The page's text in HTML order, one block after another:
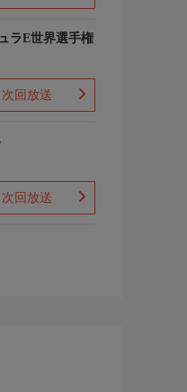
ラE世界選手権
次回放送
次回放送